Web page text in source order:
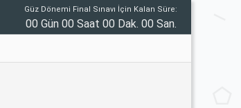
Güz Dönemi Final Sınavı İçin Kalan Süre:
00 Gün 00 Saat 00 Dak. 00 San.